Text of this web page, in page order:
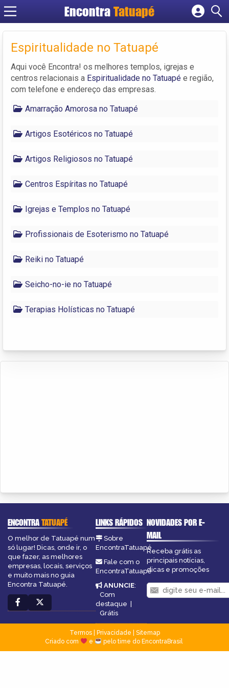
EncontraTatuapé
Cadastrar empresa
Criar conta
Espiritualidade no Tatuapé
Aqui você Encontra! os melhores templos, igrejas e
centros relacionais a Espiritualidade no Tatuapé e região,
com telefone e endereço das empresas.
Amarração Amorosa no Tatuapé
Artigos Esotéricos no Tatuapé
Artigos Religiosos no Tatuapé
Centros Espíritas no Tatuapé
Igrejas e Templos no Tatuapé
Profissionais de Esoterismo no Tatuapé
Reiki no Tatuapé
Seicho-no-ie no Tatuapé
Terapias Holísticas no Tatuapé
ENCONTRATATUAPÉ
O melhor de Tatuapé num
só lugar! Dicas, onde ir, o
que fazer, as melhores
empresas, locais, serviços
e muito mais no guia
Encontra Tatuapé.
LINKS RÁPIDOS
Sobre
EncontraTatuapé
Fale com o
EncontraTatuapé
ANUNCIE:
Com
destaque |
Grátis
NOVIDADES POR E-
MAIL
Receba grátis as
principais notícias,
dicas e promoções
Termos| Privacidade
Sitemap
Criado com
e pelo time do EncontraBrasil